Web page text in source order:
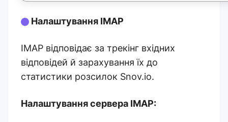
Налаштування IMAP
IMAP відповідає за трекінг вхідних
відповідей й зарахування їх до
статистики розсилок Snov.io.
Налаштування сервера IMAP: